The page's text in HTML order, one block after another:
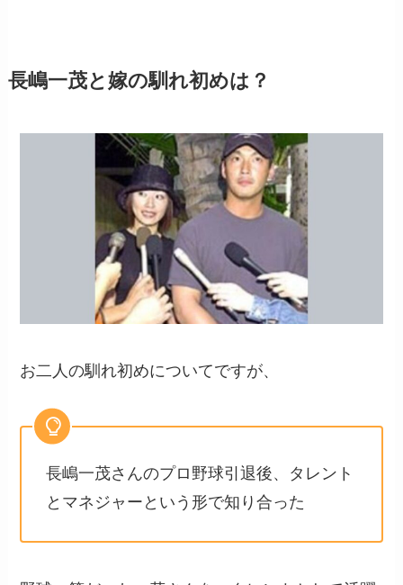
長嶋一茂と嫁の馴れ初めは？
お二人の馴れ初めについてですが、
長嶋一茂さんのプロ野球引退後、タレント
とマネジャーという形で知り合った